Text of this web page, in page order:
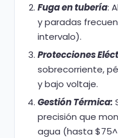
Fuga en tubería:
y paradas
intervalo).
Protecciones
sobrecorriente,
y bajo voltaje.
Gestión Térmica:
precisión que
agua (hasta